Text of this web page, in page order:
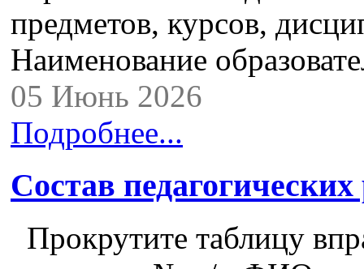
предметов, курсов,
Наименование
05 Июнь 2026
Подробнее...
Состав
Прокрутите таблицу